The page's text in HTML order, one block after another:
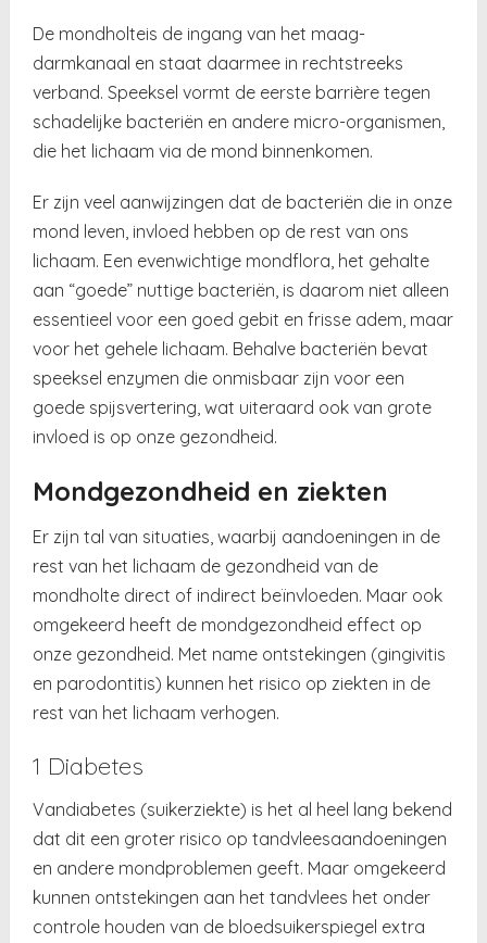
De mondholteis de ingang van het maag-
darmkanaal en staat daarmee in rechtstreeks
verband. Speeksel vormt de eerste barrière tegen
schadelijke bacteriën en andere micro-organismen,
die het lichaam via de mond binnenkomen.
Er zijn veel aanwijzingen dat de bacteriën die in onze
mond leven, invloed hebben op de rest van ons
lichaam. Een evenwichtige mondflora, het gehalte
aan “goede” nuttige bacteriën, is daarom niet alleen
essentieel voor een goed gebit en frisse adem, maar
voor het gehele lichaam. Behalve bacteriën bevat
speeksel enzymen die onmisbaar zijn voor een
goede spijsvertering, wat uiteraard ook van grote
invloed is op onze gezondheid.
Mondgezondheid en ziekten
Er zijn tal van situaties, waarbij aandoeningen in de
rest van het lichaam de gezondheid van de
mondholte direct of indirect beïnvloeden. Maar ook
omgekeerd heeft de mondgezondheid effect op
onze gezondheid. Met name ontstekingen (gingivitis
en parodontitis) kunnen het risico op ziekten in de
rest van het lichaam verhogen.
1 Diabetes
Vandiabetes (suikerziekte) is het al heel lang bekend
dat dit een groter risico op tandvleesaandoeningen
en andere mondproblemen geeft. Maar omgekeerd
kunnen ontstekingen aan het tandvlees het onder
controle houden van de bloedsuikerspiegel extra